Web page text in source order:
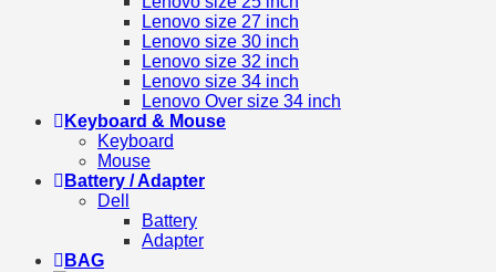
Lenovo size 27 inch
Lenovo size 30 inch
Lenovo size 32 inch
Lenovo size 34 inch
Lenovo Over size 34 inch
Keyboard & Mouse
Keyboard
Mouse
Battery / Adapter
Dell
Battery
Adapter
BAG